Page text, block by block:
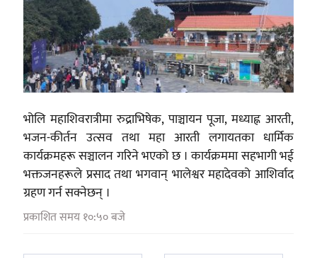
भोलि महाशिवरात्रीमा रुद्राभिषेक, पाञ्चायन पूजा, मध्याह्न आरती,
भजन-कीर्तन उत्सव तथा महा आरती लगायतका धार्मिक
कार्यक्रमहरू सञ्चालन गरिने भएको छ । कार्यक्रममा सहभागी भई
भक्तजनहरूले प्रसाद तथा भगवान् भालेश्वर महादेवको आशिर्वाद
ग्रहण गर्न सक्नेछन् ।
प्रकाशित समय १०:५० बजे